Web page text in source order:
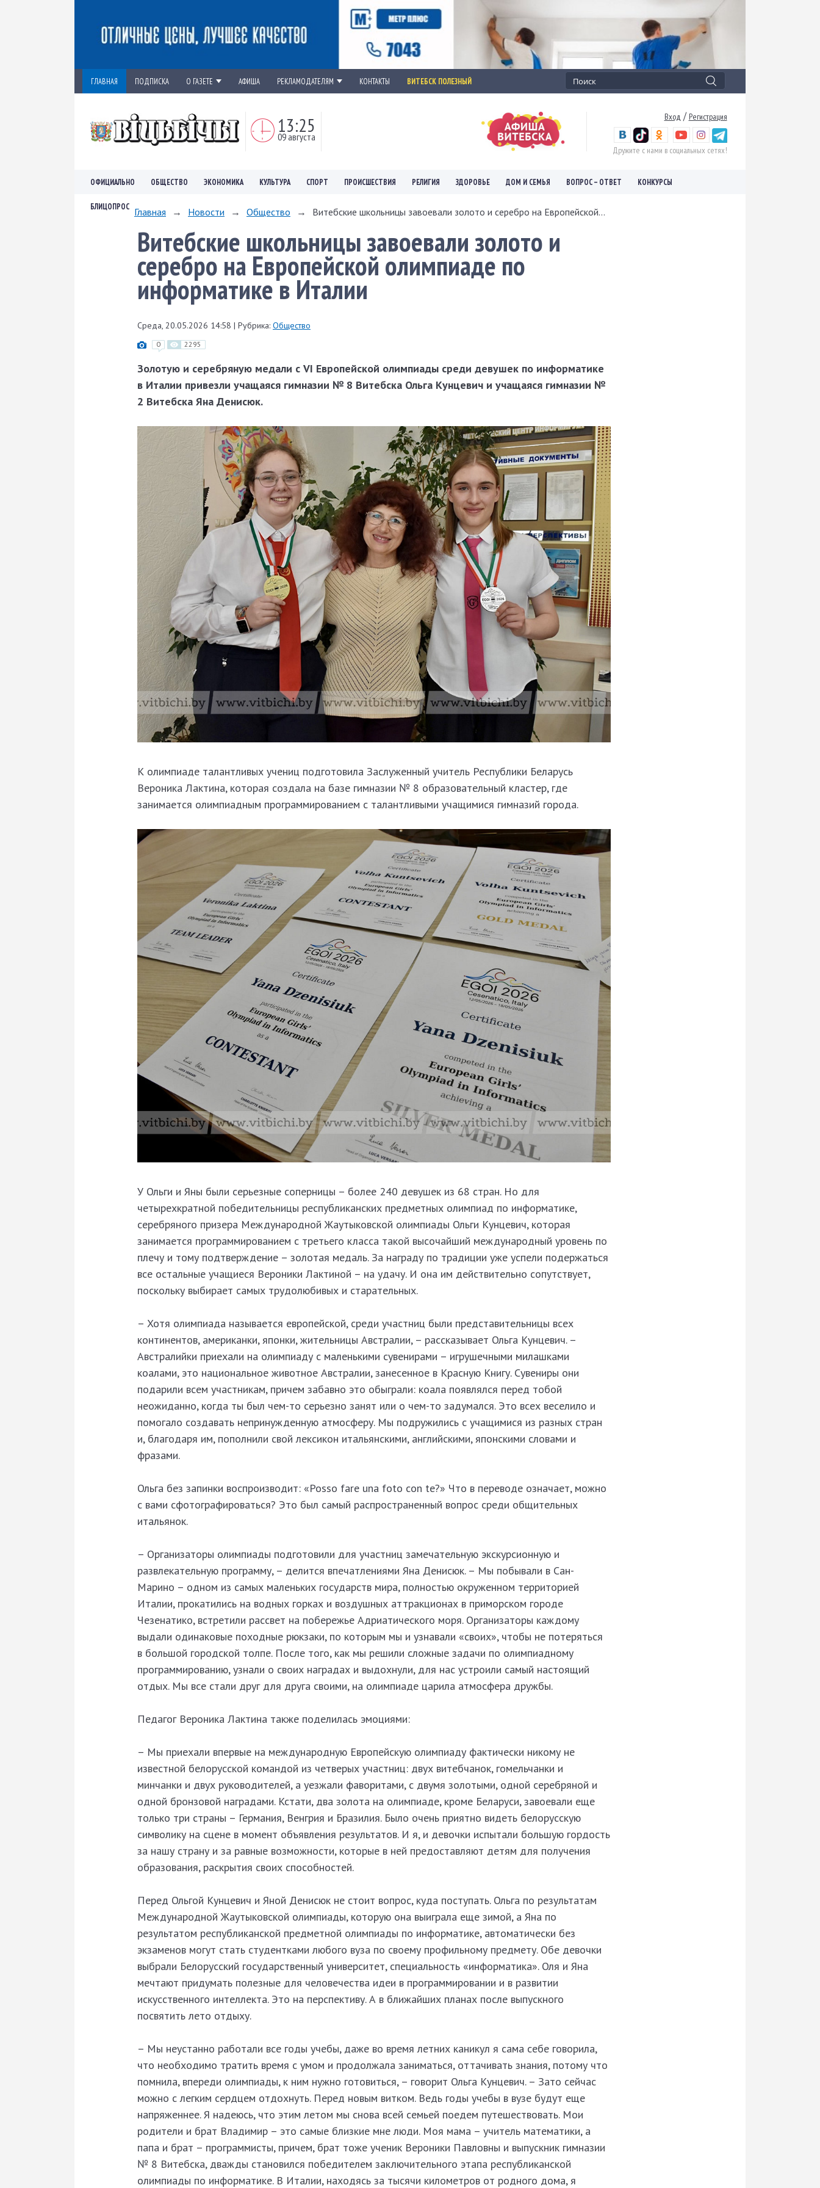
ГЛАВНАЯ ПОДПИСКА О ГАЗЕТЕ АФИША РЕКЛАМОДАТЕЛЯМ КОНТАКТЫ ВИТЕБСК ПОЛЕЗНЫЙ
13:25
09 августа
Вход / Регистрация
Дружите с нами в социальных сетях!
ОФИЦИАЛЬНО ОБЩЕСТВО ЭКОНОМИКА КУЛЬТУРА СПОРТ ПРОИСШЕСТВИЯ РЕЛИГИЯ ЗДОРОВЬЕ ДОМ И СЕМЬЯ ВОПРОС – ОТВЕТ КОНКУРСЫ
БЛИЦОПРОС Главная → Новости → Общество → Витебские школьницы завоевали золото и серебро на Европейской...
Витебские школьницы завоевали золото и
серебро на Европейской олимпиаде по
информатике в Италии
Среда, 20.05.2026 14:58 | Рубрика: Общество
0 2295
Золотую и серебряную медали с VI Европейской олимпиады среди девушек по информатике
в Италии привезли учащаяся гимназии № 8 Витебска Ольга Кунцевич и учащаяся гимназии №
2 Витебска Яна Денисюк.
К олимпиаде талантливых учениц подготовила Заслуженный учитель Республики Беларусь
Вероника Лактина, которая создала на базе гимназии № 8 образовательный кластер, где
занимается олимпиадным программированием с талантливыми учащимися гимназий города.
У Ольги и Яны были серьезные соперницы – более 240 девушек из 68 стран. Но для
четырехкратной победительницы республиканских предметных олимпиад по информатике,
серебряного призера Международной Жаутыковской олимпиады Ольги Кунцевич, которая
занимается программированием с третьего класса такой высочайший международный уровень по
плечу и тому подтверждение – золотая медаль. За награду по традиции уже успели подержаться
все остальные учащиеся Вероники Лактиной – на удачу. И она им действительно сопутствует,
поскольку выбирает самых трудолюбивых и старательных.
– Хотя олимпиада называется европейской, среди участниц были представительницы всех
континентов, американки, японки, жительницы Австралии, – рассказывает Ольга Кунцевич. –
Австралийки приехали на олимпиаду с маленькими сувенирами – игрушечными милашками
коалами, это национальное животное Австралии, занесенное в Красную Книгу. Сувениры они
подарили всем участникам, причем забавно это обыграли: коала появлялся перед тобой
неожиданно, когда ты был чем-то серьезно занят или о чем-то задумался. Это всех веселило и
помогало создавать непринужденную атмосферу. Мы подружились с учащимися из разных стран
и, благодаря им, пополнили свой лексикон итальянскими, английскими, японскими словами и
фразами.
Ольга без запинки воспроизводит: «Posso fare una foto con te?» Что в переводе означает, можно
с вами сфотографироваться? Это был самый распространенный вопрос среди общительных
итальянок.
– Организаторы олимпиады подготовили для участниц замечательную экскурсионную и
развлекательную программу, – делится впечатлениями Яна Денисюк. – Мы побывали в Сан-
Марино – одном из самых маленьких государств мира, полностью окруженном территорией
Италии, прокатились на водных горках и воздушных аттракционах в приморском городе
Чезенатико, встретили рассвет на побережье Адриатического моря. Организаторы каждому
выдали одинаковые походные рюкзаки, по которым мы и узнавали «своих», чтобы не потеряться
в большой городской толпе. После того, как мы решили сложные задачи по олимпиадному
программированию, узнали о своих наградах и выдохнули, для нас устроили самый настоящий
отдых. Мы все стали друг для друга своими, на олимпиаде царила атмосфера дружбы.
Педагог Вероника Лактина также поделилась эмоциями:
– Мы приехали впервые на международную Европейскую олимпиаду фактически никому не
известной белорусской командой из четверых участниц: двух витебчанок, гомельчанки и
минчанки и двух руководителей, а уезжали фаворитами, с двумя золотыми, одной серебряной и
одной бронзовой наградами. Кстати, два золота на олимпиаде, кроме Беларуси, завоевали еще
только три страны – Германия, Венгрия и Бразилия. Было очень приятно видеть белорусскую
символику на сцене в момент объявления результатов. И я, и девочки испытали большую гордость
за нашу страну и за равные возможности, которые в ней предоставляют детям для получения
образования, раскрытия своих способностей.
Перед Ольгой Кунцевич и Яной Денисюк не стоит вопрос, куда поступать. Ольга по результатам
Международной Жаутыковской олимпиады, которую она выиграла еще зимой, а Яна по
результатом республиканской предметной олимпиады по информатике, автоматически без
экзаменов могут стать студентками любого вуза по своему профильному предмету. Обе девочки
выбрали Белорусский государственный университет, специальность «информатика». Оля и Яна
мечтают придумать полезные для человечества идеи в программировании и в развитии
искусственного интеллекта. Это на перспективу. А в ближайших планах после выпускного
посвятить лето отдыху.
– Мы неустанно работали все годы учебы, даже во время летних каникул я сама себе говорила,
что необходимо тратить время с умом и продолжала заниматься, оттачивать знания, потому что
помнила, впереди олимпиады, к ним нужно готовиться, – говорит Ольга Кунцевич. – Зато сейчас
можно с легким сердцем отдохнуть. Перед новым витком. Ведь годы учебы в вузе будут еще
напряженнее. Я надеюсь, что этим летом мы снова всей семьей поедем путешествовать. Мои
родители и брат Владимир – это самые близкие мне люди. Моя мама – учитель математики, а
папа и брат – программисты, причем, брат тоже ученик Вероники Павловны и выпускник гимназии
№ 8 Витебска, дважды становился победителем заключительного этапа республиканской
олимпиады по информатике. В Италии, находясь за тысячи километров от родного дома, я